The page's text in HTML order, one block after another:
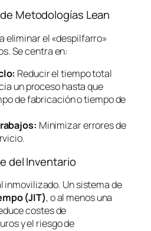
Metodologías Lean
eliminar el «despilfarro»
Se centra en:
Reducir el tiempo total
un proceso hasta que
de fabricación o tiempo de
Minimizar errores de
del Inventario
inmovilizado. Un sistema de
(JIT), o al menos una
costes de
y el riesgo de